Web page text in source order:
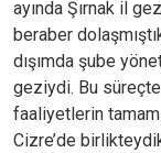
ayında Şırnak il
beraber
dışımda şube
geziydi. Bu
faaliyetlerin
Cizre’de